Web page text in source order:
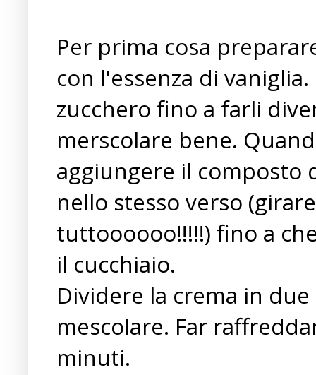
Per prima cosa
con l'essenza di
zucchero fino a farli
merscolare bene.
aggiungere il composto
nello stesso verso
tuttoooooo!!!!!) fino a
il cucchiaio.
Dividere la crema in
mescolare. Far
minuti.